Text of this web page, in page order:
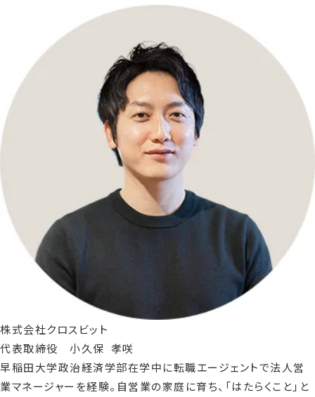
株式会社クロスビット
代表取締役 小久保 孝咲
早稲田大学政治経済学部在学中に転職エージェントで法人営
業マネージャーを経験。自営業の家庭に育ち、「はたらくこと」と